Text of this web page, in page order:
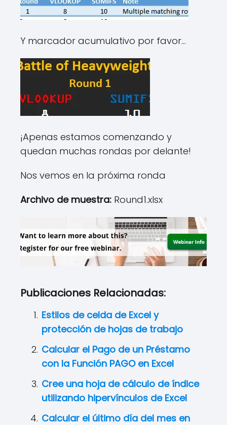
Y marcador acumulativo por favor…
¡Apenas estamos comenzando y
quedan muchas rondas por delante!
Nos vemos en la próxima ronda
Archivo de muestra: Round1.xlsx
Publicaciones Relacionadas:
Estilos de celda de Excel y
protección de hojas de trabajo
Calcular el Pago de un Préstamo
con la Función PAGO en Excel
Cree una hoja de cálculo de índice
utilizando hipervínculos de Excel
Calcular el último día del mes en